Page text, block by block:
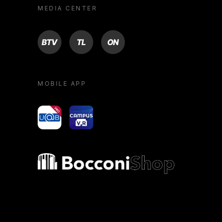
MEDIA CENTER
BTV TL ON
MOBILE APP
yoU@B Campus VR
Bocconi shop